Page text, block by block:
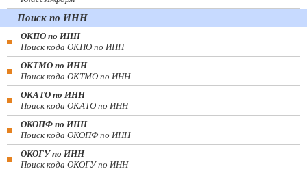
Поиск по ИНН
ОКПО по ИНН
Поиск кода ОКПО по ИНН
ОКТМО по ИНН
Поиск кода ОКТМО по ИНН
ОКАТО по ИНН
Поиск кода ОКАТО по ИНН
ОКОПФ по ИНН
Поиск кода ОКОПФ по ИНН
ОКОГУ по ИНН
Поиск кода ОКОГУ по ИНН